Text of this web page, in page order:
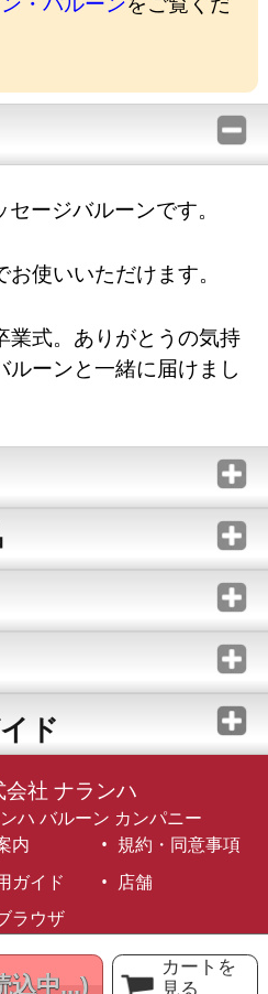
込中...)
カートを
見る
ージバルーンです。
使いいただけます。
業式。ありがとうの気持
ルーンと一緒に届けまし
ド
会社 ナランハ
ハ バルーン カンパニー
内
規約・同意事項
ガイド
店舗
ラウザ
Inc. All Rights Reserved.